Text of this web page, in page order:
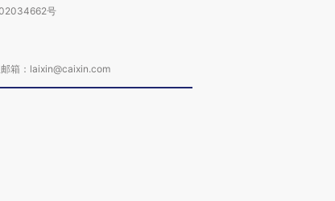
号
箱：laixin@caixin.com